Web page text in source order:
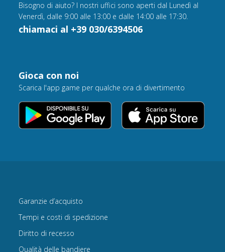
Bisogno di aiuto? I nostri uffici sono aperti dal Lunedì al
Venerdì, dalle 9:00 alle 13:00 e dalle 14:00 alle 17:30.
chiamaci al +39 030/6394506
Gioca con noi
Scarica l'app game per qualche ora di divertimento
Garanzie d’acquisto
Tempi e costi di spedizione
Diritto di recesso
Qualità delle bandiere